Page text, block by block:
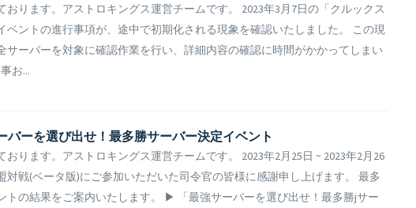
おります。アストロキングス運営チームです。 2023年3月7日の「クルックス
ベントの進行事項が、途中で初期化される現象を確認いたしました。 この現
サーバーを対象に確認作業を行い、詳細内容の確認に時間がかかってしまい
お...
バーを選び出せ！最多勝サーバー決定イベント
おります。アストロキングス運営チームです。 2023年2月25日 ~ 2023年2月26
対戦(ベータ版)にご参加いただいた司令官の皆様に感謝申し上げます。 最多
トの結果をご案内いたします。 ▶ 「最強サーバーを選び出せ！最多勝jサー